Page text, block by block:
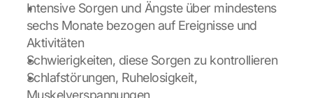
Intensive Sorgen und Ängste über mindestens
sechs Monate bezogen auf Ereignisse und
Aktivitäten
Schwierigkeiten, diese Sorgen zu kontrollieren
Schlafstörungen, Ruhelosigkeit,
Muskelverspannungen
u
n
d
C
o
o